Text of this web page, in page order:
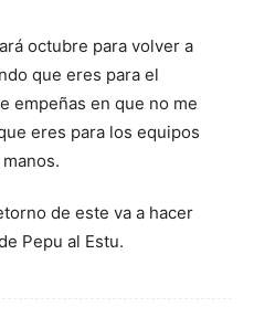
octubre para volver a
que eres para el
empeñas en que no me
eres para los equipos
de este va a hacer
Pepu al Estu.